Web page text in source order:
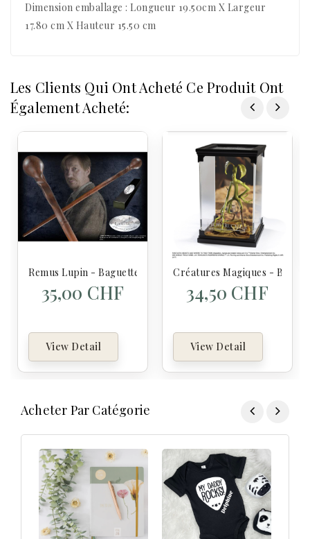
Dimension emballage : Longueur 19.50cm X Largeur
17.80 cm X Hauteur 15.50 cm
Les Clients Qui Ont Acheté Ce Produit Ont
Également Acheté:
Remus Lupin - Baguette Collection Personnages - Harry
35,00 CHF
View Detail
Créatures Magiques -
34,50 CHF
View Detail
Acheter Par Catégorie